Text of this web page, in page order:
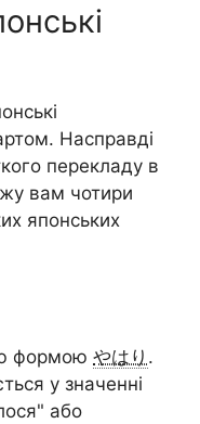
Насправді
перекладу в
вам чотири
японських
формою やはり .
у значенні
або